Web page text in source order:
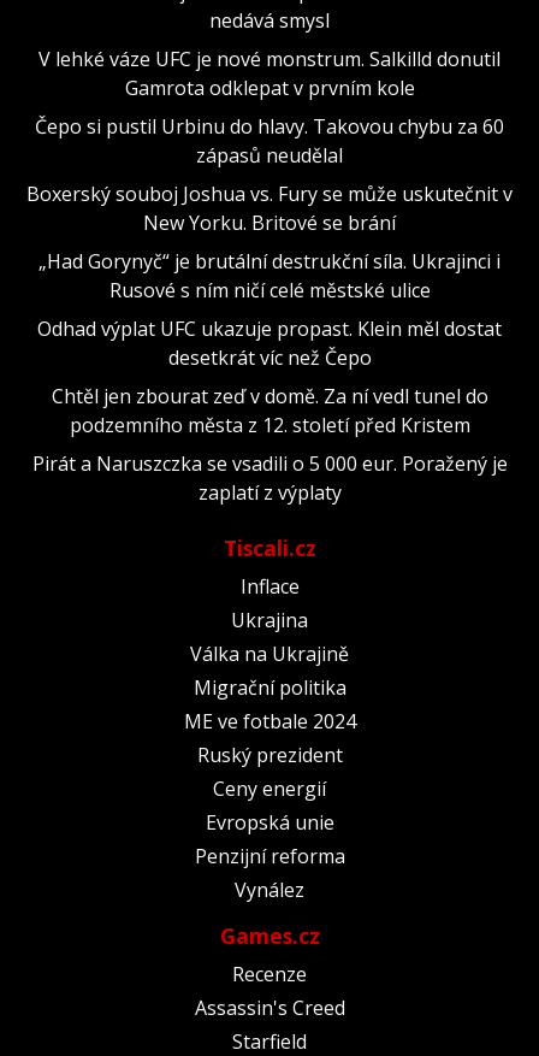
nedává smysl
V lehké váze UFC je nové monstrum. Salkilld donutil
Gamrota odklepat v prvním kole
Čepo si pustil Urbinu do hlavy. Takovou chybu za 60
zápasů neudělal
Boxerský souboj Joshua vs. Fury se může uskutečnit v
New Yorku. Britové se brání
„Had Gorynyč“ je brutální destrukční síla. Ukrajinci i
Rusové s ním ničí celé městské ulice
Odhad výplat UFC ukazuje propast. Klein měl dostat
desetkrát víc než Čepo
Chtěl jen zbourat zeď v domě. Za ní vedl tunel do
podzemního města z 12. století před Kristem
Pirát a Naruszczka se vsadili o 5 000 eur. Poražený je
zaplatí z výplaty
Tiscali.cz
Inflace
Ukrajina
Válka na Ukrajině
Migrační politika
ME ve fotbale 2024
Ruský prezident
Ceny energií
Evropská unie
Penzijní reforma
Vynález
Games.cz
Recenze
Assassin's Creed
Starfield